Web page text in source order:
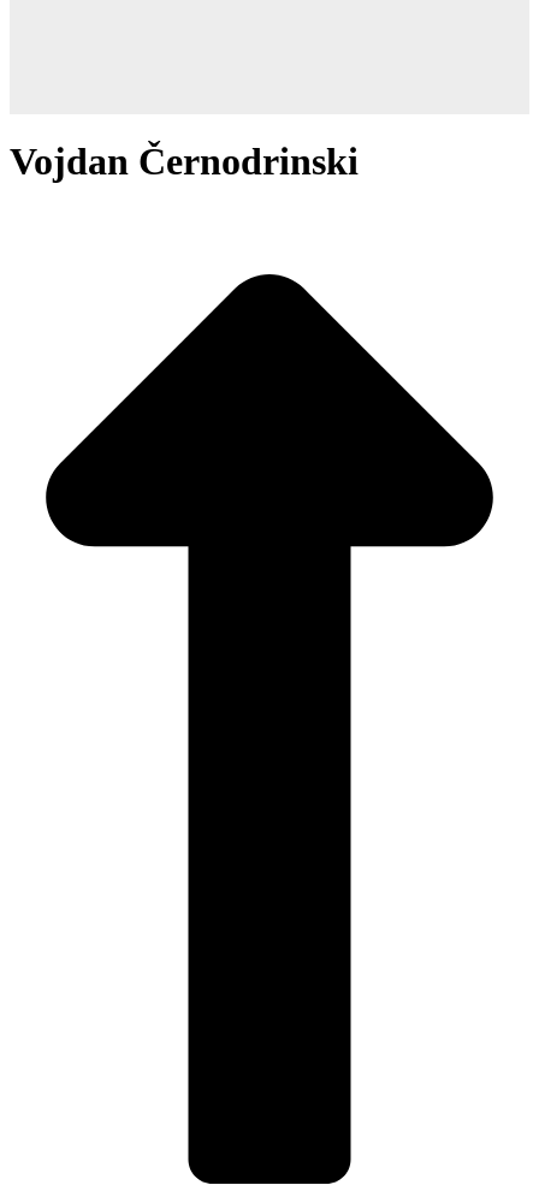
Vojdan Černodrinski